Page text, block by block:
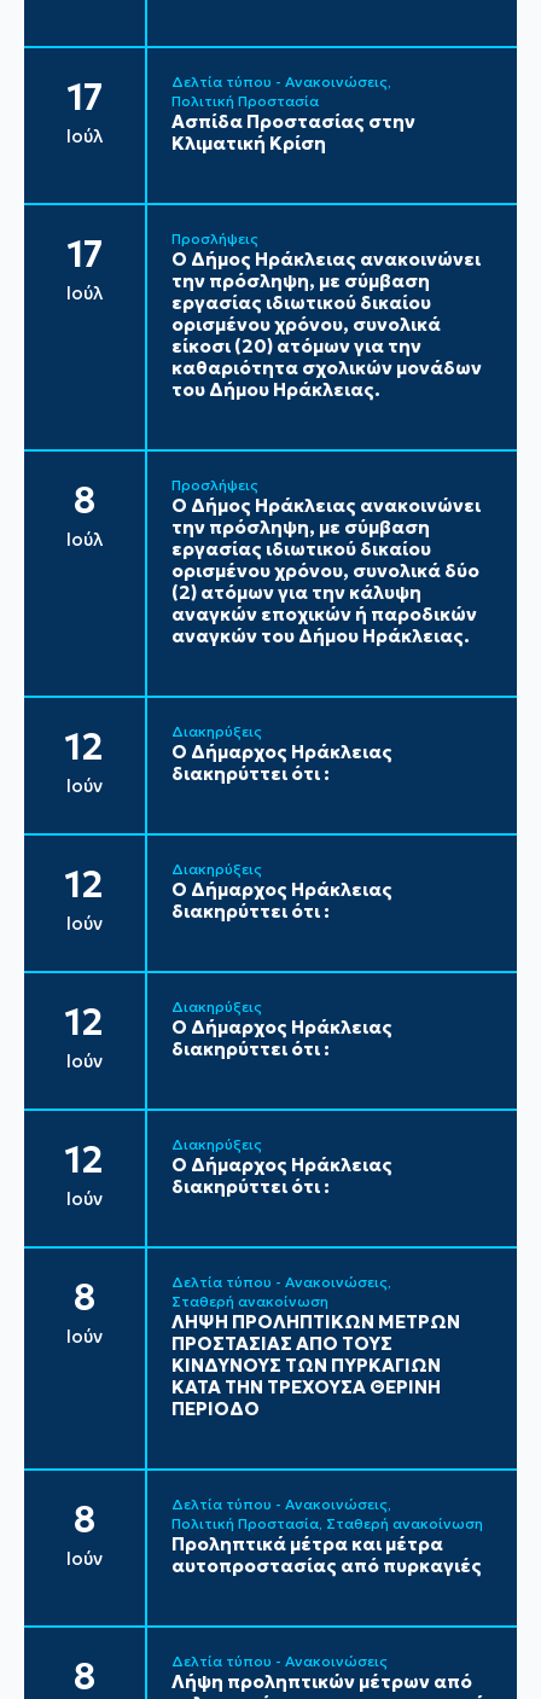
17
Ιούλ
Δελτία τύπου - Ανακοινώσεις
Πολιτική Προστασία
Ασπίδα Προστασίας στην
Κλιματική Κρίση
17
Ιούλ
Προσλήψεις
Ο Δήμος Ηράκλειας ανακοινώνει
την πρόσληψη, με σύμβαση
εργασίας ιδιωτικού δικαίου
ορισμένου χρόνου, συνολικά
είκοσι (20) ατόμων για την
καθαριότητα σχολικών μονάδων
του Δήμου Ηράκλειας.
8
Ιούλ
Προσλήψεις
Ο Δήμος Ηράκλειας ανακοινώνει
την πρόσληψη, με σύμβαση
εργασίας ιδιωτικού δικαίου
ορισμένου χρόνου, συνολικά δύο
(2) ατόμων για την κάλυψη
αναγκών εποχικών ή παροδικών
αναγκών του Δήμου Ηράκλειας.
12
Ιούν
Διακηρύξεις
Ο Δήμαρχος Ηράκλειας
διακηρύττει ότι :
12
Ιούν
Διακηρύξεις
Ο Δήμαρχος Ηράκλειας
διακηρύττει ότι :
12
Ιούν
Διακηρύξεις
Ο Δήμαρχος Ηράκλειας
διακηρύττει ότι :
12
Ιούν
Διακηρύξεις
Ο Δήμαρχος Ηράκλειας
διακηρύττει ότι :
8
Ιούν
Δελτία τύπου - Ανακοινώσεις
Σταθερή ανακοίνωση
ΛΗΨΗ ΠΡΟΛΗΠΤΙΚΩΝ ΜΕΤΡΩΝ
ΠΡΟΣΤΑΣΙΑΣ ΑΠΟ ΤΟΥΣ
ΚΙΝΔΥΝΟΥΣ ΤΩΝ ΠΥΡΚΑΓΙΩΝ
ΚΑΤΑ ΤΗΝ ΤΡΕΧΟΥΣΑ ΘΕΡΙΝΗ
ΠΕΡΙΟΔΟ
8
Ιούν
Δελτία τύπου - Ανακοινώσεις
Πολιτική Προστασία Σταθερή ανακοίνωση
Προληπτικά μέτρα και μέτρα
αυτοπροστασίας από πυρκαγιές
8 Δελτία τύπου - Ανακοινώσεις
Λήψη προληπτικών μέτρων από